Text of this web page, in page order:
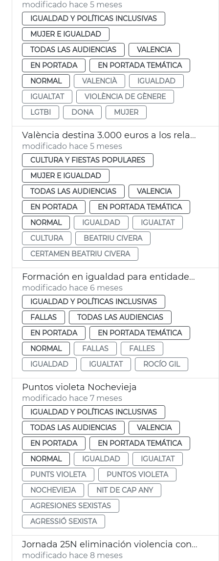
modificado hace 5 meses
IGUALDAD Y POLÍTICAS INCLUSIVAS
MUJER E IGUALDAD
TODAS LAS AUDIENCIAS
VALENCIA
EN PORTADA
EN PORTADA TEMÁTICA
NORMAL
VALENCIÀ
IGUALDAD
IGUALTAT
VIOLÈNCIA DE GÈNERE
LGTBI
DONA MUJER
València destina 3.000 euros a los relatos premiados en el X Certamen 'Beatriu Civera' 2026
modificado hace 5 meses
CULTURA Y FIESTAS POPULARES
MUJER E IGUALDAD
TODAS LAS AUDIENCIAS
VALENCIA
EN PORTADA
EN PORTADA TEMÁTICA
NORMAL
IGUALDAD
IGUALTAT
CULTURA
BEATRIU CIVERA
CERTAMEN BEATRIU CIVERA
Formación en igualdad para entidades festivas València
modificado hace 6 meses
IGUALDAD Y POLÍTICAS INCLUSIVAS
FALLAS
TODAS LAS AUDIENCIAS
EN PORTADA
EN PORTADA TEMÁTICA
NORMAL
FALLAS
FALLES
IGUALDAD
IGUALTAT ROCÍO GIL
Puntos violeta Nochevieja
modificado hace 7 meses
IGUALDAD Y POLÍTICAS INCLUSIVAS
TODAS LAS AUDIENCIAS
VALENCIA
EN PORTADA
EN PORTADA TEMÁTICA
NORMAL
IGUALDAD
IGUALTAT
PUNTS VIOLETA
PUNTOS VIOLETA
NOCHEVIEJA
NIT DE CAP ANY
AGRESIONES SEXISTAS
AGRESSIÓ SEXISTA
Jornada 25N eliminación violencia contra las mujeres
modificado hace 8 meses